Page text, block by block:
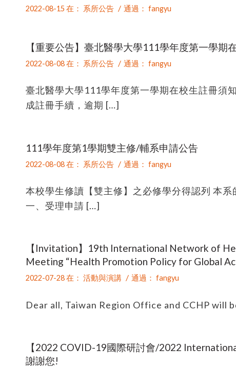
2022-08-15 在： 系所公告 / 通過： fangyu
【重要公告】臺北醫學大學111學年度第一學期
2022-08-08在： 系所公告 / 通過： fangyu
臺北醫學大學111學年度第一學期在校生註冊
成註冊手續，逾期 […]
111學年度第1學期雙主修/輔系申請公告
2022-08-08在： 系所公告 / 通過： fangyu
本校學生修讀【雙主修】之必修學分得認列 本
一、受理申請 […]
【Invitation】19th International Network of
Meeting “Health Promotion Policy for Global
2022-07-28在： 活動與演講 / 通過： fangyu
Dear all, Taiwan Region Office and CCHP will
【2022 COVID-19國際研討會/2022
謝謝您!